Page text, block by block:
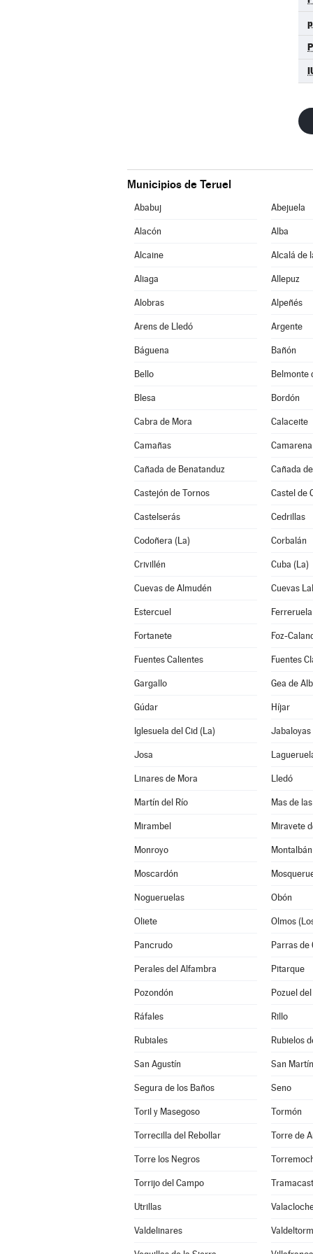
Municipios de Teruel
Ababuj Abejuela
Alacón Alba
Alcaine Alcalá de
Aliaga Allepuz
Alobras Alpeñés
Arens de Lledó Argente
Báguena Bañón
Bello Belmonte
Blesa Bordón
Cabra de Mora Calaceite
Camañas
Cañada de Benatanduz Cañada
Castejón de Tornos Castel de
Castelserás Cedrillas
Codoñera (La) Corbalán
Crivillén Cuba (La)
Cuevas de Almudén Cuevas
Estercuel
Fortanete Foz-
Fuentes Calientes Fuentes
Gargallo Gea de
Gúdar Híjar
Iglesuela del Cid (La) Jabaloyas
Josa
Linares de Mora Lledó
Martín del Río Mas de
Mirambel Miravete
Monroyo Montalbán
Moscardón
Nogueruelas Obón
Oliete Olmos
Pancrudo Parras de
Perales del Alfambra Pitarque
Pozondón Pozuel
Ráfales Rillo
Rubiales Rubielos
San Agustín San
Segura de los Baños Seno
Toril y Masegoso Tormón
Torrecilla del Rebollar Torre de
Torre los Negros
Torrijo del Campo
Utrillas
Valdelinares